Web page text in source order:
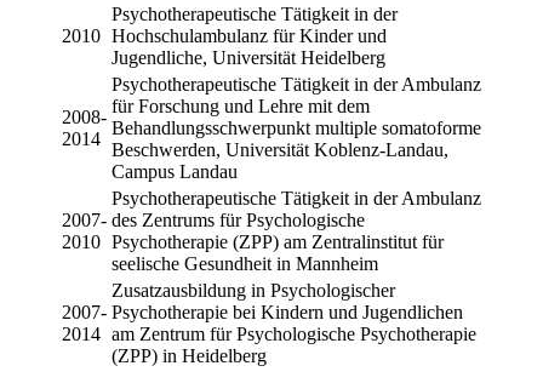
2010
Psychotherapeutische Tätigkeit in der
Hochschulambulanz für Kinder und
Jugendliche, Universität Heidelberg
2008-
2014
Psychotherapeutische Tätigkeit in der Ambulanz
für Forschung und Lehre mit dem
Behandlungsschwerpunkt multiple somatoforme
Beschwerden, Universität Koblenz-Landau,
Campus Landau
2007-
2010
Psychotherapeutische Tätigkeit in der Ambulanz
des Zentrums für Psychologische
Psychotherapie (ZPP) am Zentralinstitut für
seelische Gesundheit in Mannheim
2007-
2014
Zusatzausbildung in Psychologischer
Psychotherapie bei Kindern und Jugendlichen
am Zentrum für Psychologische Psychotherapie
(ZPP) in Heidelberg